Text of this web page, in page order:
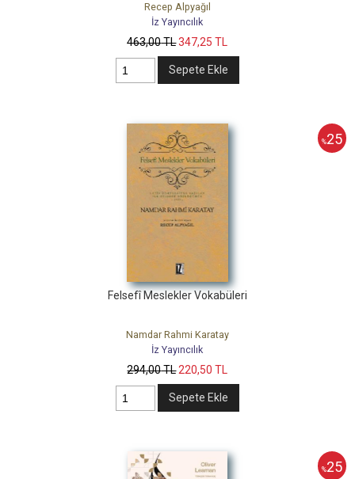
Recep Alpyağıl
İz Yayıncılık
463,00TL347,25 TL
Sepete Ekle
%25
Felsefî Meslekler Vokabüleri
Namdar Rahmi Karatay
İz Yayıncılık
294,00TL220,50 TL
Sepete Ekle
%25